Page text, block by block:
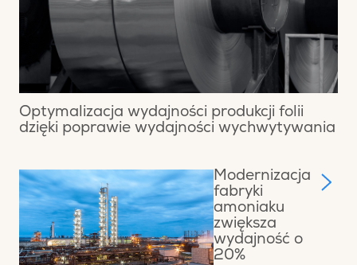
Optymalizacja wydajności produkcji folii
dzięki poprawie wydajności wychwytywania
Modernizacja
fabryki
amoniaku
zwiększa
wydajność o
20%